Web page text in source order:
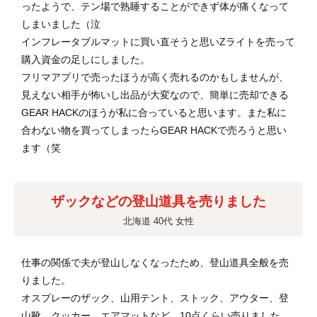
ったようで、テン場で熟睡することができず体が痛くなって
しまいました（泣
インフレータブルマットに買い直そうと思いZライトを売って
購入資金の足しにしました。
フリマアプリで売ったほうが高く売れるのかもしませんが、
見えない相手が怖いし出品が大変なので、簡単に売却できる
GEAR HACKのほうが私に合っていると思います。また私に
合わない物を買ってしまったらGEAR HACKで売ろうと思い
ます（笑
ザックなどの登山道具を売りました
北海道 40代 女性
仕事の関係で夫が登山しなくなったため、登山道具全般を売
りました。
オスプレーのザック、山用テント、ストック、アウター、登